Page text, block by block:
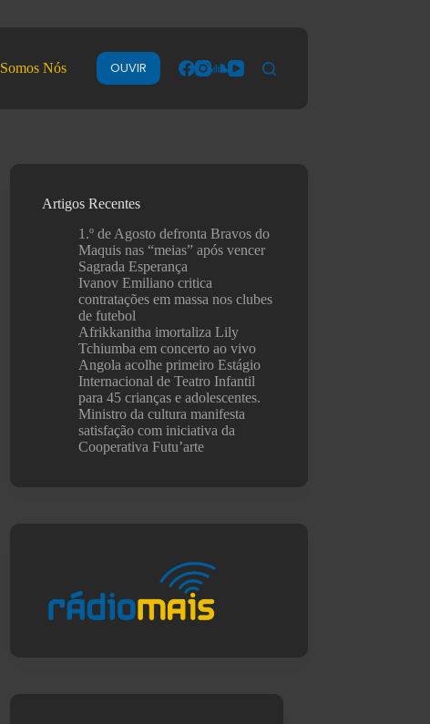
Somos Nós OUVIR
Artigos Recentes
1.º de Agosto defronta Bravos do
Maquis nas “meias” após vencer
Sagrada Esperança
Ivanov Emiliano critica
contratações em massa nos clubes
de futebol
Afrikkanitha imortaliza Lily
Tchiumba em concerto ao vivo
Angola acolhe primeiro Estágio
Internacional de Teatro Infantil
para 45 crianças e adolescentes.
Ministro da cultura manifesta
satisfação com iniciativa da
Cooperativa Futu’arte